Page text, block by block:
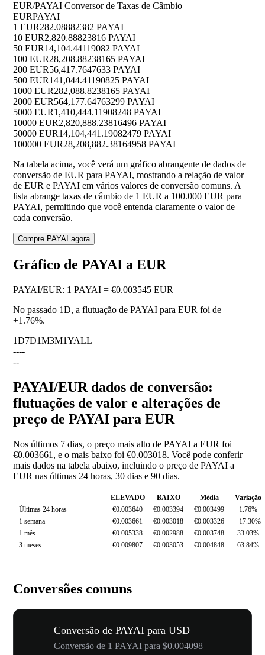
EUR/PAYAI Conversor de Taxas de Câmbio
EURPAYAI
1 EUR282.08882382 PAYAI
10 EUR2,820.88823816 PAYAI
50 EUR14,104.44119082 PAYAI
100 EUR28,208.88238165 PAYAI
200 EUR56,417.7647633 PAYAI
500 EUR141,044.41190825 PAYAI
1000 EUR282,088.8238165 PAYAI
2000 EUR564,177.64763299 PAYAI
5000 EUR1,410,444.11908248 PAYAI
10000 EUR2,820,888.23816496 PAYAI
50000 EUR14,104,441.19082479 PAYAI
100000 EUR28,208,882.38164958 PAYAI
Na tabela acima, você verá um gráfico abrangente de dados de
conversão de EUR para PAYAI, mostrando a relação de valor
de EUR e PAYAI em vários valores de conversão comuns. A
lista abrange taxas de câmbio de 1 EUR a 100.000 EUR para
PAYAI, permitindo que você entenda claramente o valor de
cada conversão.
Compre PAYAI agora
Gráfico de PAYAI a EUR
PAYAI/EUR: 1 PAYAI = €0.003545 EUR
No passado 1D, a flutuação de PAYAI para EUR foi de
+1.76%.
1D7D1M3M1YALL
----
--
PAYAI/EUR dados de conversão:
flutuações de valor e alterações de
preço de PAYAI para EUR
Nos últimos 7 dias, o preço mais alto de PAYAI a EUR foi
€0.003661, e o mais baixo foi €0.003018. Você pode conferir
mais dados na tabela abaixo, incluindo o preço de PAYAI a
EUR nas últimas 24 horas, 30 dias e 90 dias.
ELEVADO BAIXO Média
Variação
Últimas 24 horas
€0.003640 €0.003394 €0.003499
+1.76%
1 semana
€0.003661 €0.003018 €0.003326
+17.30%
1 mês
€0.005338 €0.002988 €0.003748
-33.03%
3 meses
€0.009807 €0.003053 €0.004848 -63.84%
Conversões comuns
Conversão de PAYAI para USD
Conversão de 1 PAYAI para $0.004098